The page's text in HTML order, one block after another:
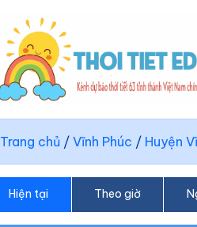
Trang chủ / Vĩnh Phúc / Huyện
Hiện tại Theo giờ